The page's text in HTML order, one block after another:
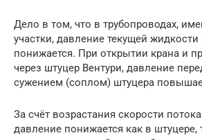
Дело в том, что в трубопроводах,
участки, давление текущей
понижается. При открытии крана и
через штуцер Вентури, давление
сужением (соплом) штуцера
За счёт возрастания скорости
давление понижается как в штуцере,